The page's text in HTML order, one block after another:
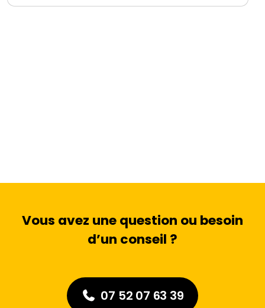
Vous avez une question ou besoin
d’un conseil ?
07 52 07 63 39